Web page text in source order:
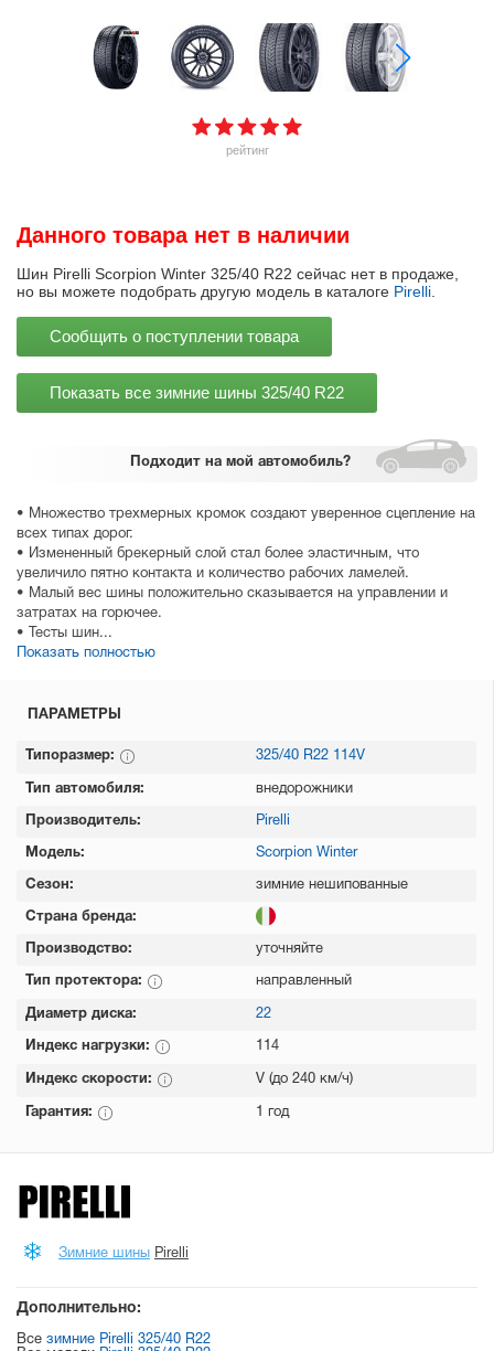
рейтинг
Подходит на мой автомобиль?
• Множество трехмерных кромок создают уверенное сцепление на
всех типах дорог.
• Измененный брекерный слой стал более эластичным, что
увеличило пятно контакта и количество рабочих ламелей.
• Малый вес шины положительно сказывается на управлении и
затратах на горючее.
• Тесты шин...
Показать полностью
Данного товара нет в наличии
Шин Pirelli Scorpion Winter 325/40 R22 сейчас нет в продаже,
но вы можете подобрать другую модель в каталоге Pirelli
Сообщить о поступлении товара
Показать все зимние шины 325/40 R22
ПАРАМЕТРЫ
Типоразмер: 325/40 R22 114V
Тип автомобиля: внедорожники
Производитель: Pirelli
Модель: Scorpion Winter
Сезон: зимние нешипованные
Страна бренда:
Производство: уточняйте
Тип протектора: направленный
Диаметр диска: 22
Индекс нагрузки: 114
Индекс скорости: V (до 240 км/ч)
Гарантия: 1 год
Зимние шины Pirelli
Дополнительно:
Все зимние Pirelli 325/40 R22